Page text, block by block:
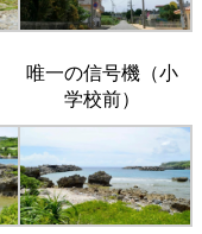
唯一の信号機（小
学校前）